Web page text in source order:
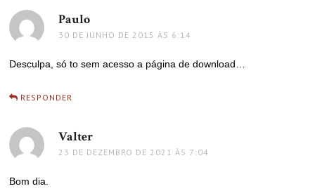
Paulo
30 DE JUNHO DE 2015 ÀS 6:14
Desculpa, só to sem acesso a página de download…
RESPONDER
Valter
23 DE DEZEMBRO DE 2021 ÀS 7:04
Bom dia.